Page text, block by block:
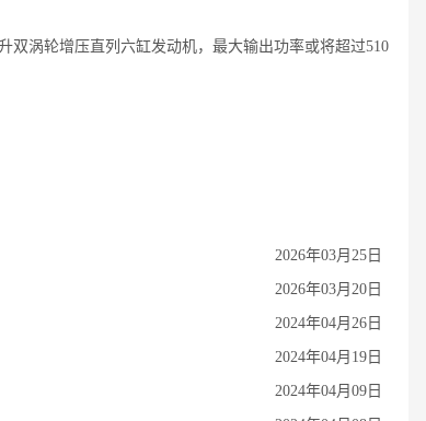
双涡轮增压直列六缸发动机，最大输出功率或将超过510
2026年03月25日
2026年03月20日
2024年04月26日
2024年04月19日
2024年04月09日